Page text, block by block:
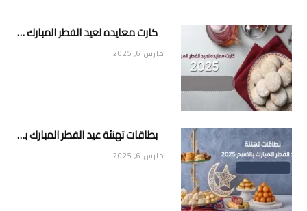
كارت معايده لعيد الفطر المبارك 2025
مارس 6, 2025
بطاقات تهنئة عيد الفطر المبارك بالاسم 2025
مارس 6, 2025